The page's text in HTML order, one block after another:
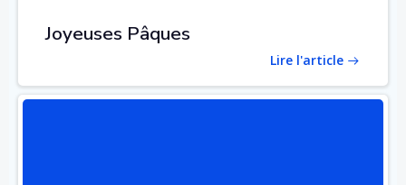
Joyeuses Pâques
Lire l'article